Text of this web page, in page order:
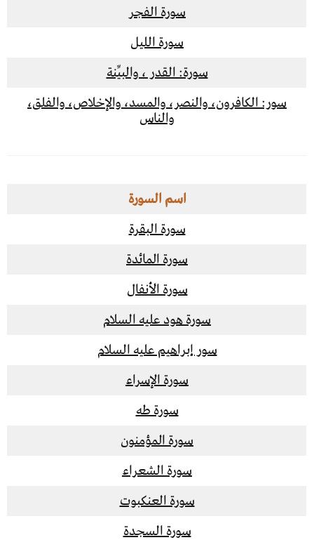
سورة الفجر
سورة الليل
سورة: القدر ، والبيِّنة
سور: الكافرون، والنصر، والمسد، والإخلاص، والفلق،
والناس
اسم السورة
سورة البقرة
سورة المائدة
سورة الأنفال
سورة هود عليه السلام
سور إبراهيم عليه السلام
سورة الإسراء
سورة طه
سورة المؤمنون
سورة الشعراء
سورة العنكبوت
سورة السجدة